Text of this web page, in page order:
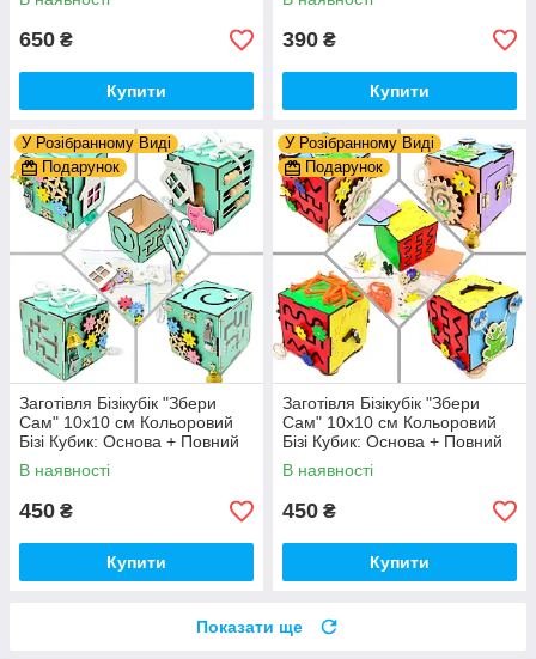
Деталі та Фарба
650 ₴
Купити
Виді) Кубік Бізи, Жовтий
390 ₴
Купити
У Розібранному Виді
Подарунок
Заготівля Бізікубік "Збери
Сам" 10х10 см Кольоровий
Бізі Кубик: Основа + Повний
Комплект (в Розібраному
Виді) Кубік Бізи, Бірюза
В наявності
450 ₴
Купити
У Розібранному Виді
Подарунок
Заготівля Бізікубік "Збери
Сам" 10х10 см Кольоровий
Бізі Кубик: Основа + Повний
Комплект (в Розібраному
Виді) Кубік Бізи, Різнокол
В наявності
450 ₴
Купити
Показати ще